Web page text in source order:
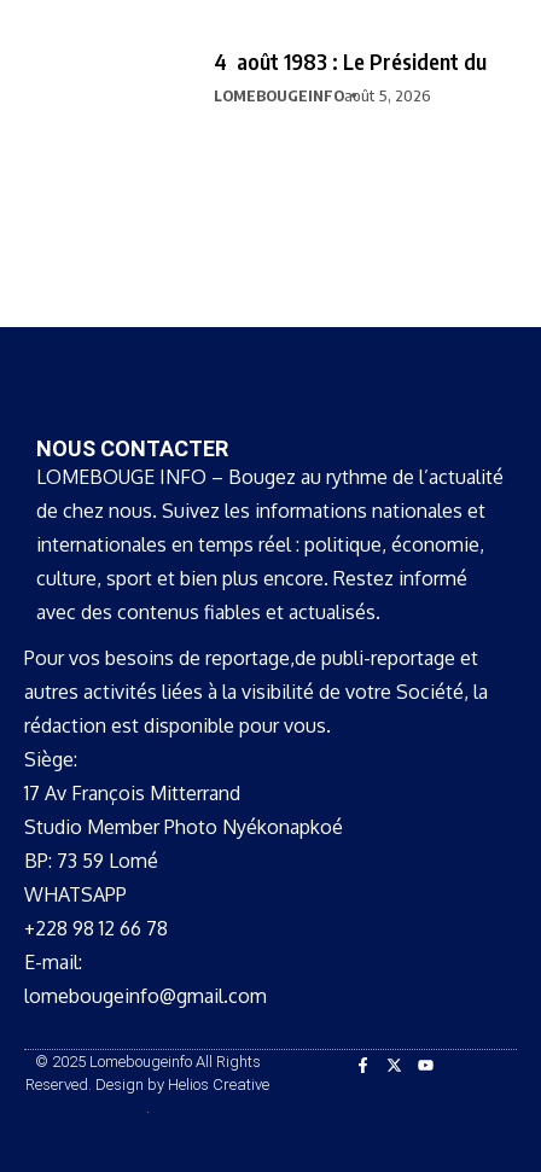
4 août 1983 : Le Président du
LOMEBOUGEINFOaoût 5, 2026
NOUS CONTACTER
LOMEBOUGE INFO – Bougez au rythme de l’actualité
de chez nous. Suivez les informations nationales et
internationales en temps réel : politique, économie,
culture, sport et bien plus encore. Restez informé
avec des contenus fiables et actualisés.
Pour vos besoins de reportage,de publi-reportage et
autres activités liées à la visibilité de votre Société, la
rédaction est disponible pour vous.
Siège:
17 Av François Mitterrand
Studio Member Photo Nyékonapkoé
BP: 73 59 Lomé
WHATSAPP ‪
+228 98 12 66 78
E-mail:
lomebougeinfo@gmail.com
© 2025 Lomebougeinfo All Rights
Reserved. Design by Helios Creative